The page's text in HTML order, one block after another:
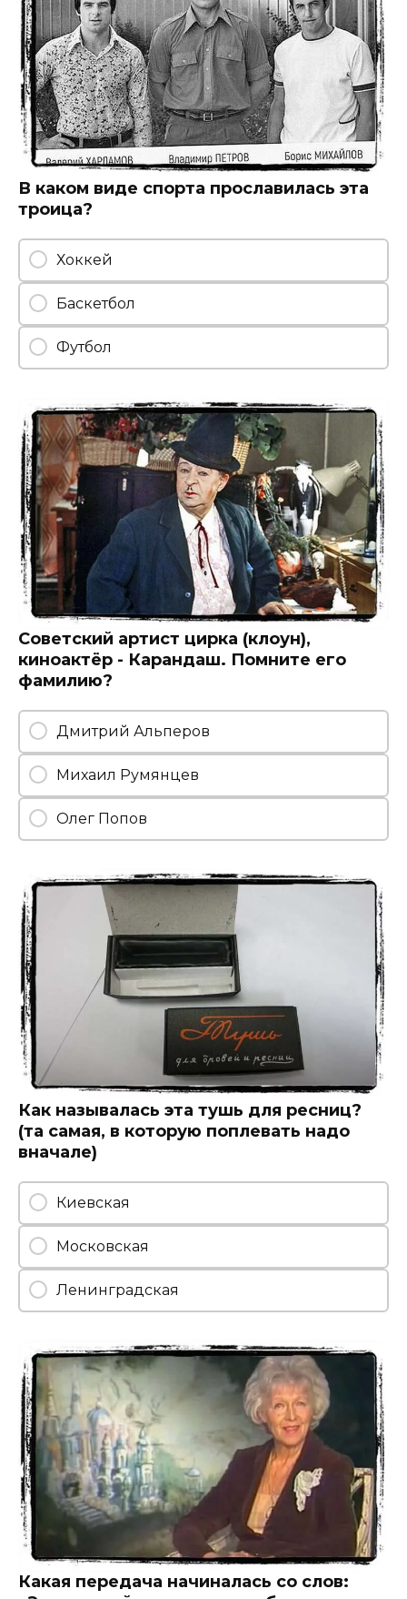
В каком виде спорта прославилась эта
троица?
Хоккей
Баскетбол
Футбол
Советский артист цирка (клоун),
киноактёр - Карандаш. Помните его
фамилию?
Дмитрий Альперов
Михаил Румянцев
Олег Попов
Как называлась эта тушь для ресниц?
(та самая, в которую поплевать надо
вначале)
Киевская
Московская
Ленинградская
Какая передача начиналась со слов: